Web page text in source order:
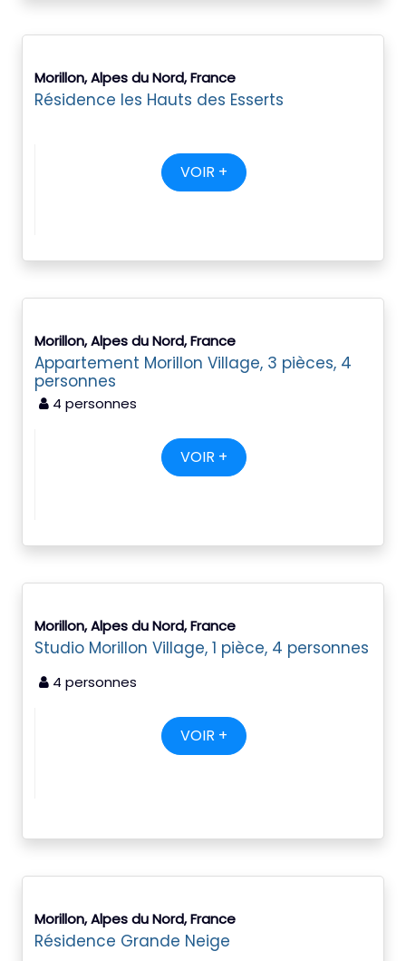
Morillon, Alpes du Nord, France
Résidence les Hauts des Esserts
VOIR +
Morillon, Alpes du Nord, France
Appartement Morillon Village, 3 pièces, 4
personnes
4 personnes
VOIR +
Morillon, Alpes du Nord, France
Studio Morillon Village, 1 pièce, 4 personnes
4 personnes
VOIR +
Morillon, Alpes du Nord, France
Résidence Grande Neige